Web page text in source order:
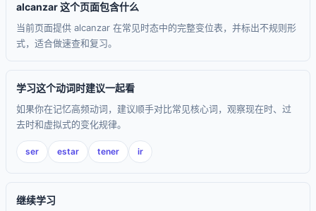
alcanzar 这个页面包含什么
当前页面提供 alcanzar 在常见时态中的完整变位表，并标出不规则形
式，适合做速查和复习。
学习这个动词时建议一起看
如果你在记忆高频动词，建议顺手对比常见核心词，观察现在时、过
去时和虚拟式的变化规律。
ser estar tener ir
继续学习